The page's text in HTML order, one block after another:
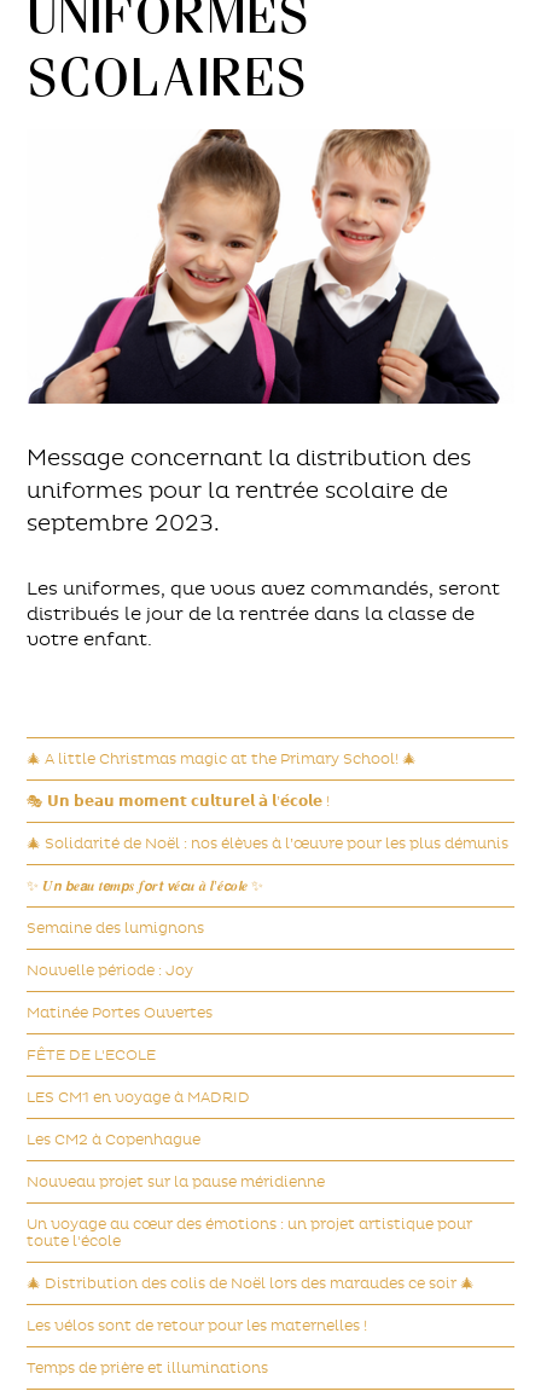
scolaires
Message concernant la distribution des
uniformes pour la rentrée scolaire de
septembre 2023.
Les uniformes, que vous avez commandés, seront
distribués le jour de la rentrée dans la classe de
votre enfant.
🎄 A little Christmas magic at the Primary School! 🎄
🎭 𝗨𝗻 𝗯𝗲𝗮𝘂 𝗺𝗼𝗺𝗲𝗻𝘁 𝗰𝘂𝗹𝘁𝘂𝗿𝗲𝗹 𝗮̀ 𝗹’𝗲́𝗰𝗼𝗹𝗲 !
🎄 Solidarité de Noël : nos élèves à l’œuvre pour les plus démunis
✨ 𝑼𝙣 𝙗𝒆𝙖𝒖 𝒕𝙚𝒎𝙥𝒔 𝒇𝙤𝒓𝙩 𝙫𝒆́𝙘𝒖 𝒂̀ 𝒍’𝒆́𝙘𝒐𝙡𝒆 ✨
Semaine des lumignons
Nouvelle période : Joy
Matinée Portes Ouvertes
FÊTE DE L'ECOLE
LES CM1 en voyage à MADRID
Les CM2 à Copenhague
Nouveau projet sur la pause méridienne
Un voyage au cœur des émotions : un projet artistique pour
toute l'école
🎄 Distribution des colis de Noël lors des maraudes ce soir 🎄
Les vélos sont de retour pour les maternelles !
Temps de prière et illuminations